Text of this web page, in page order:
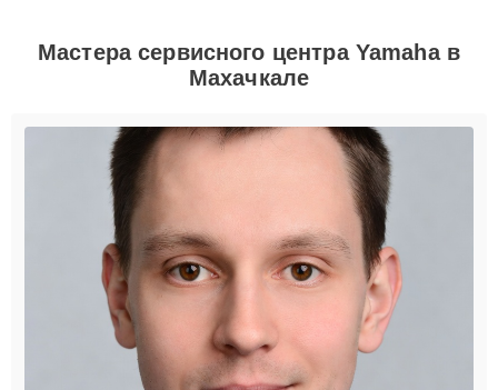
Мастера сервисного центра Yamaha в
Махачкале